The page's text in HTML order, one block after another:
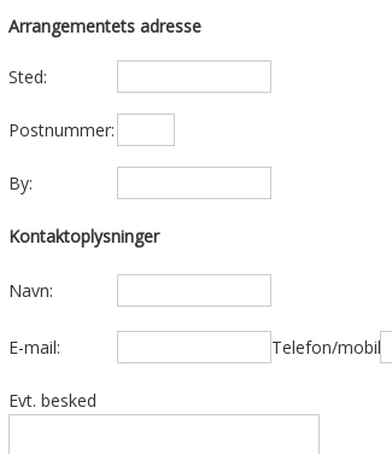
Arrangementets adresse
Sted:
Postnummer:
By:
Kontaktoplysninger
Navn:
E-mail: Telefon/mobil:
Evt. besked